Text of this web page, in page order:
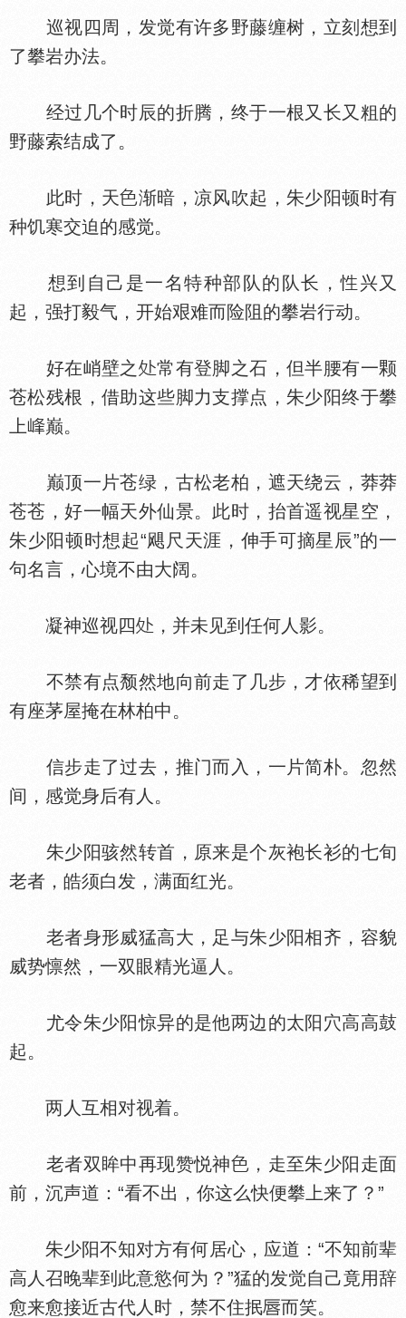
巡视四周，发觉有许多野藤缠树，立刻想到
了攀岩办法。
经过几个时辰的折腾，终于一根又长又粗的
野藤索结成了。
此时，天
渐暗，凉风吹起，朱少阳顿时有
种饥寒交迫的感觉。
想到自己是一名特种部队的队长，
兴又
起，强打毅气，开始艰难而险阻的攀岩行动。
好在峭壁之
常有登脚之石，但半腰有一颗
苍松残根，借助这些脚力支撑点，朱少阳终于攀
上
巅。
巅顶一片苍绿，古松老柏，遮天绕云，莽莽
苍苍，好一幅天外仙景。此时，抬首遥视星空，
朱少阳顿时想起“飓尺天涯，伸手可摘星辰”的一
句名言，心境不由大阔。
凝神巡视四 ，并未见到任何人影。
不禁有点颓然地向前走了几步，才依稀望到
有座茅屋掩在林柏中。
信步走了过去，推门而入，一片简朴。忽然
间，感觉身后有人。
朱少阳骇然转首，原来是个灰袍长衫的七旬
老者，皓须白发，满面红光。
老者身形威猛高大，足与朱少阳相齐，容貌
威势懔然，一双眼精光逼人。
尤令朱少阳惊异的是他两边的太阳穴高高鼓
起。
两人互相对视着。
老者双眸中再现赞悦神
，走至朱少阳走面
前，沉声道：“看不出，你这么快便攀上来了？”
朱少阳不知对方有何居心，应道：“不知前辈
高人召晚辈到此意慾何为？”猛的发觉自己竟用辞
愈来愈接近古代人时，禁不住抿
而笑。